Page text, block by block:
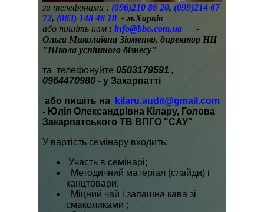
за телефонами : (096)210 86 20, (099)214 67
72, (063) 148 46 18 - м.Харків
або пишіть нам : info@bbo.com.ua -
Ольга Миколаївна Зіоменко, директор НЦ
"Школа успішного бізнесу"
та телефонуйте 0503179591 ,
0964470980 - у Закарпатті
або пишіть на
kilaru.audit@gmail.com
- Юлія Олександрівна Кілару, Голова
Закарпатського ТВ ВПГО "САУ"
У вартість семінару входить:
Участь в семінарі;
Методичний матеріал (слайди) і
канцтовари;
Міцний чай і запашна кава зі
смаколиками ;